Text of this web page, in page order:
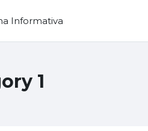
Informativa
1